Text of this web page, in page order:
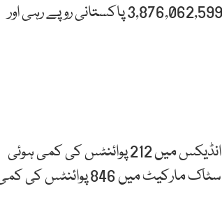
اسٹاک مارکیٹ میں آج77,521,640 شیئرز کا لین دین ہوا جن کی مالیت 3,876,062,599 پاکستانی روپے رہی اور
گزشتہ ہفتے مارکیٹ اتار چڑھاؤ کا شکار رہی اور آخری روز مندی کے سبب انڈیکس میں 212 پوائنٹس کی کمی ہوئی
تھی۔ گزشتہ کاروباری ہفتے جب مارکیٹ کھلی تو شدید مندی کے سبب اسٹاک مارکیٹ میں 846